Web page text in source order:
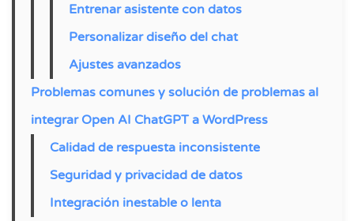
Entrenar asistente con datos
Personalizar diseño del chat
Ajustes avanzados
Problemas comunes y solución de problemas al
integrar Open AI ChatGPT a WordPress
Calidad de respuesta inconsistente
Seguridad y privacidad de datos
Integración inestable o lenta